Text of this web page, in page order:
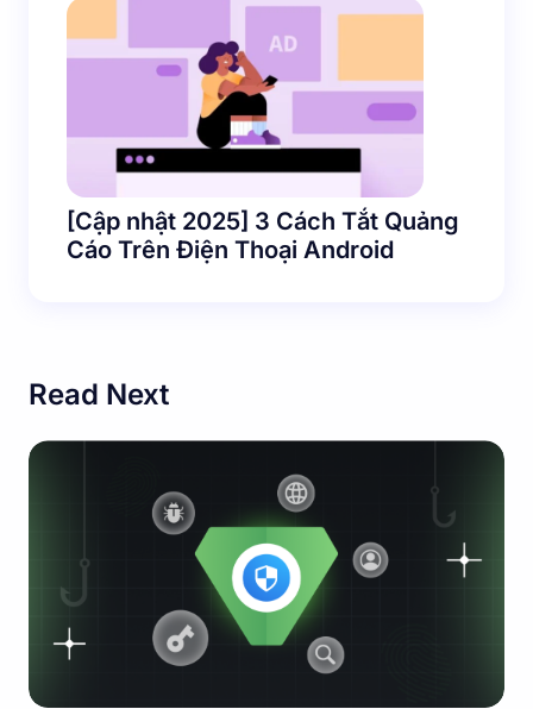
[Cập nhật 2025] 3 Cách Tắt Quảng
Cáo Trên Điện Thoại Android
Read Next